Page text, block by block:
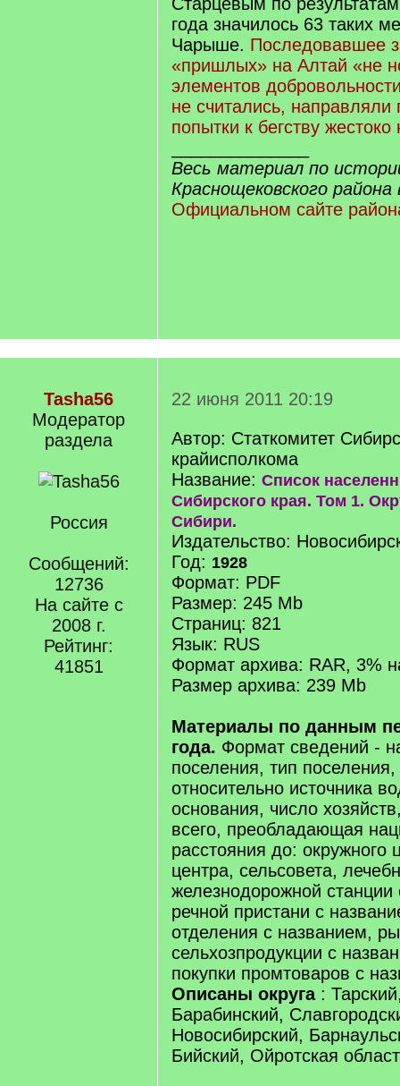
года значилось 63 таких
Чарыше. Последовавшее
«пришлых» на Алтай «не
элементов
не считались, направляли
попытки к бегству
Весь материал по
Краснощековского района
Официальном сайте
Tasha56
Модератор
раздела
Россия
Сообщений:
12736
На сайте с
2008 г.
Рейтинг:
41851
22 июня 2011 20:19
Автор: Статкомитет
крайисполкома
Название: Список
Сибирского края. Том 1.
Сибири.
Издательство:
Год: 1928
Формат: PDF
Размер: 245 Mb
Страниц: 821
Язык: RUS
Формат архива: RAR, 3%
Размер архива: 239 Mb
Материалы по данным
года. Формат сведений -
поселения, тип
относительно источника
основания, число
всего, преобладающая
расстояния до: окружного
центра, сельсовета,
железнодорожной станции
речной пристани с
отделения с названием,
сельхозпродукции с
покупки промтоваров с
Описаны округа :
Барабинский,
Новосибирский,
Бийский, Ойротская